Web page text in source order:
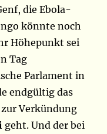
die Ebola-
könnte noch
Höhepunkt sei
Tag
Parlament in
endgültig das
Verkündung
geht. Und der bei